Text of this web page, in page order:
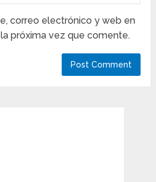
correo electrónico y web en
próxima vez que comente.